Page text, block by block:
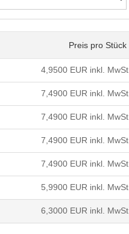
Preis pro Stück
4,9500 EUR inkl. MwSt.
7,4900 EUR inkl. MwSt.
7,4900 EUR inkl. MwSt.
7,4900 EUR inkl. MwSt.
7,4900 EUR inkl. MwSt.
5,9900 EUR inkl. MwSt.
6,3000 EUR inkl. MwSt.